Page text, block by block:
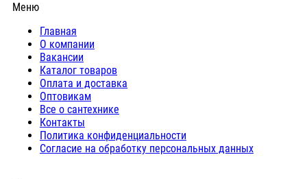
Меню
Главная
О компании
Вакансии
Каталог товаров
Оплата и доставка
Оптовикам
Все о сантехнике
Контакты
Политика конфиденциальности
Согласие на обработку персональных данных